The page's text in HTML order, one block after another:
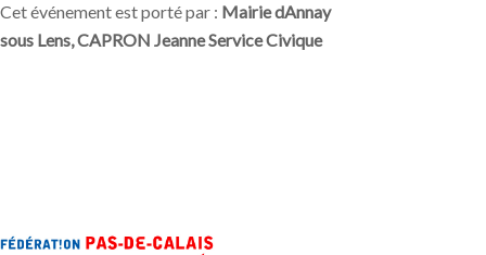
Cet événement est porté par : Mairie dAnnay
sous Lens, CAPRON Jeanne Service Civique